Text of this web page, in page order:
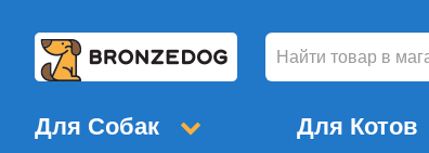
Для Собак Для Котов